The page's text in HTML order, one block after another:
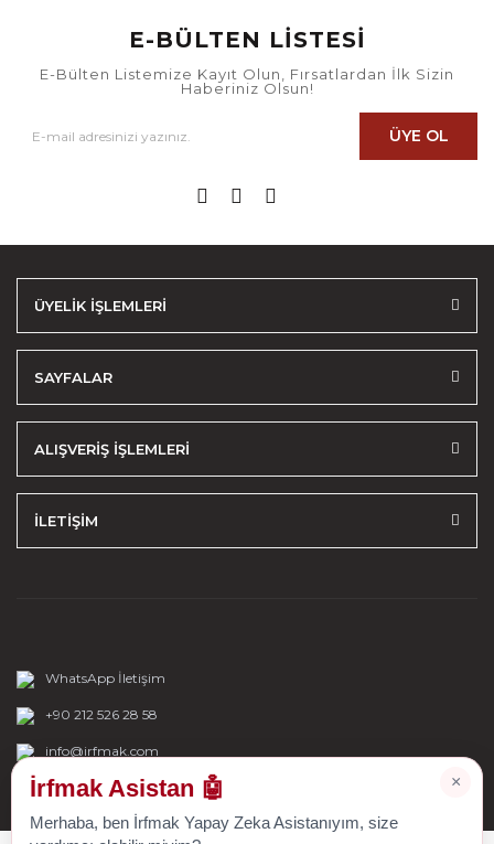
E-BÜLTEN LİSTESİ
E-Bülten Listemize Kayıt Olun, Fırsatlardan İlk Sizin
Haberiniz Olsun!
ÜYE OL
ÜYELİK İŞLEMLERİ
SAYFALAR
ALIŞVERİŞ İŞLEMLERİ
İLETİŞİM
WhatsApp İletişim
+90 212 526 28 58
info@irfmak.com
×
İrfmak Asistan 🤖
Merhaba, ben İrfmak Yapay Zeka Asistanıyım, size